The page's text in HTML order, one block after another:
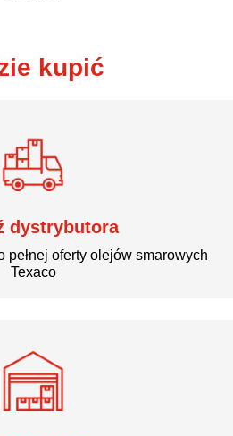
kupić
dystrybutora
pełnej oferty olejów smarowych
Texaco